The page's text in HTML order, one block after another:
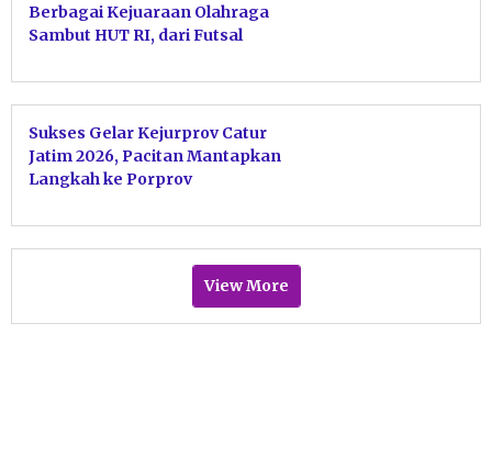
Berbagai Kejuaraan Olahraga
Sambut HUT RI, dari Futsal
2026
Sukses Gelar Kejurprov Catur
Jatim 2026, Pacitan Mantapkan
Langkah ke Porprov
View More